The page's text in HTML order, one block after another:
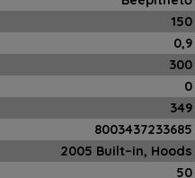
150
0,9
300
0
349
8003437233685
2005 Built–in, Hoods
50